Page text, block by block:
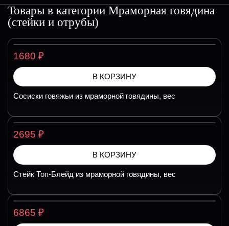
Товары в категории Мраморная говядина
(стейки и отрубы)
1680 ₽
В КОРЗИНУ
Сосиски говяжьи из мраморной говядины, вес
2695 ₽
В КОРЗИНУ
Стейк Топ-Блейд из мраморной говядины, вес
6865 ₽